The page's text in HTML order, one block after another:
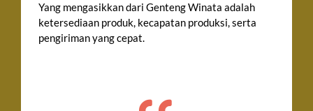
Yang mengasikkan dari Genteng Winata adalah
ketersediaan produk, kecapatan produksi, serta
pengiriman yang cepat.